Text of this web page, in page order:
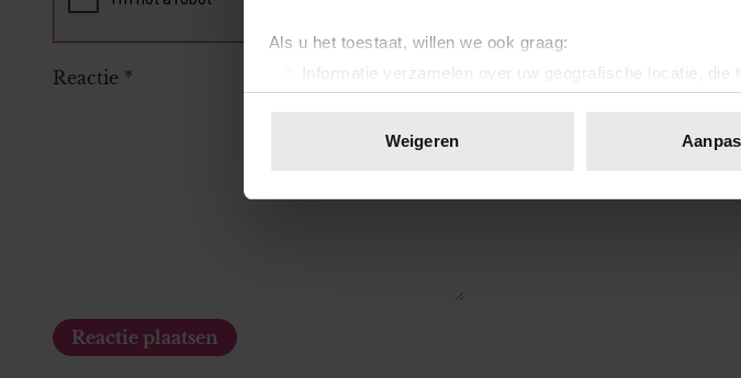
Als u het toestaat, willen we ook graag:
Informatie verzamelen over uw geografische locatie,
Uw apparaat identificeren door het actief te scannen op
toestemming op elk moment wijzigen of intrekken in de
Weigeren
Reactie *